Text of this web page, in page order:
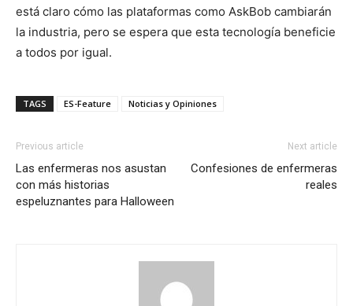
está claro cómo las plataformas como AskBob cambiarán
la industria, pero se espera que esta tecnología beneficie
a todos por igual.
TAGS ES-Feature Noticias y Opiniones
Previous article
Las enfermeras nos asustan
con más historias
espeluznantes para Halloween
Next article
Confesiones de enfermeras
reales